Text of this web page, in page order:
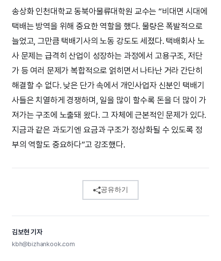
송상화 인천대학교 동북아물류대학원 교수는 “비대면 시대에
택배는 방역을 위해 중요한 역할을 했다. 물량은 폭발적으로
늘었고, 그만큼 택배기사의 노동 강도도 세졌다. 택배회사 노
사 문제는 급격히 산업이 성장하는 과정에서 고용구조, 저단
가 등 여러 문제가 복합적으로 얽히면서 나타난 거라 간단히
해결할 수 없다. 낮은 단가 속에서 개인사업자 신분인 택배기
사들은 치열하게 경쟁하며, 일을 많이 할수록 돈을 더 많이 가
져가는 구조에 노출돼 왔다. 그 자체에 근본적인 문제가 있다.
지금과 같은 과도기엔 요금과 구조가 정상화될 수 있도록 정
부의 역할도 중요하다”고 강조했다.
공유하기
김보현 기자
kbh@bizhankook.com